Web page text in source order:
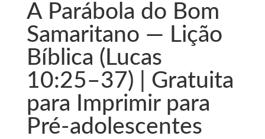
A Parábola do Bom
Samaritano — Lição
Bíblica (Lucas
10:25–37) | Gratuita
para Imprimir para
Pré-adolescentes